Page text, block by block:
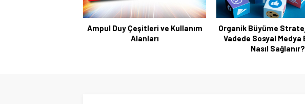
A Comprehensive Overview: Your Canada
Telsiz Ortodonti: Modern Diş Tedavisinin Yeni
Kick.com Rraenee: Dijital Dünyada Öne Çıkan
Ampul Duy Çeşitleri ve Kullanım
Alanları
Organik Büyüme
Vadede Sosyal Medya
Nasıl Sağlanır?